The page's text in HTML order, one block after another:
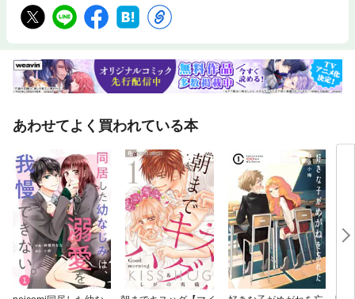
あわせてよく買われている本